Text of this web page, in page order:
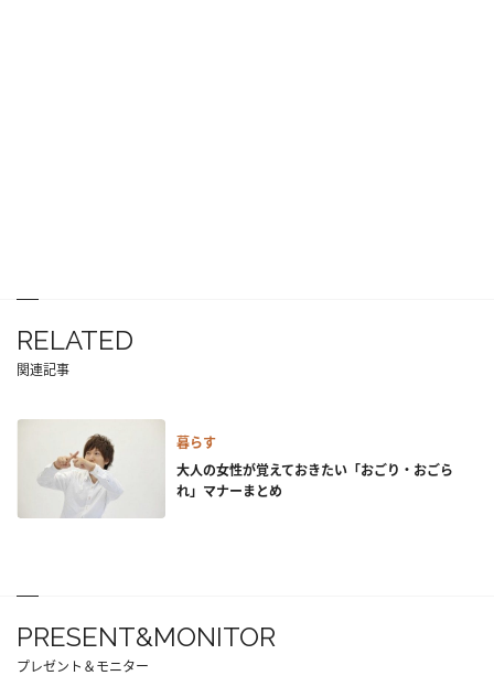
RELATED
関連記事
暮らす
大人の女性が覚えておきたい「おごり・おごら
れ」マナーまとめ
PRESENT&MONITOR
プレゼント＆モニター